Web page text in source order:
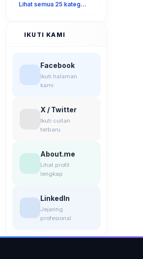
Lihat semua 25 kategori
IKUTI KAMI
Facebook
Ikuti halaman
kami
X / Twitter
Ikuti cuitan
terbaru
About.me
Lihat profil
lengkap
LinkedIn
Jejaring
profesional